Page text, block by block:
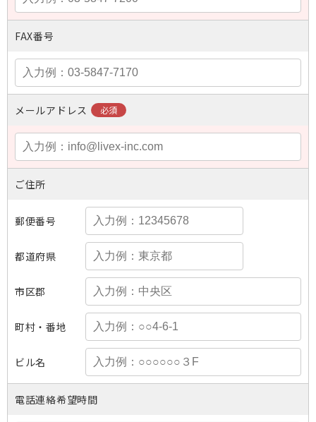
FAX番号
メールアドレス
ご住所
郵便番号
都道府県
市区郡
町村・番地
ビル名
電話連絡希望時間